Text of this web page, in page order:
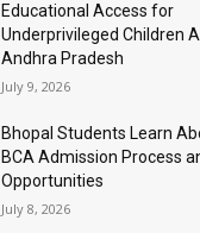
Educational Access for
Underprivileged Children
Andhra Pradesh
July 9, 2026
Bhopal Students Learn
BCA Admission Process
Opportunities
July 8, 2026